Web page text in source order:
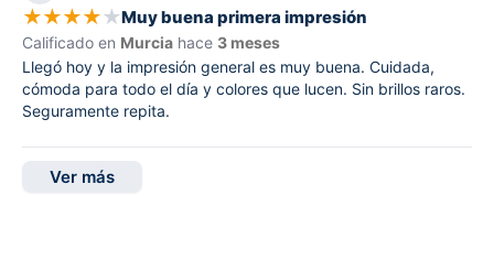
★★★★★Muy buena primera impresión
Calificado en Murcia hace 3 meses
Llegó hoy y la impresión general es muy buena. Cuidada,
cómoda para todo el día y colores que lucen. Sin brillos raros.
Seguramente repita.
Ver más